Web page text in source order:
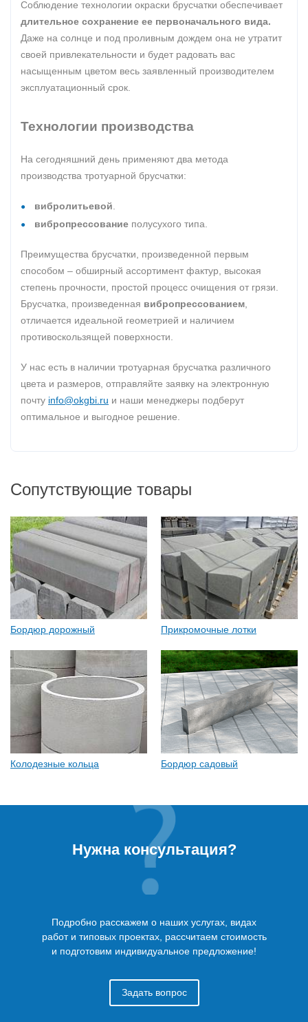
Соблюдение технологии окраски брусчатки обеспечивает
длительное сохранение ее первоначального вида.
Даже на солнце и под проливным дождем она не утратит
своей привлекательности и будет радовать вас
насыщенным цветом весь заявленный производителем
эксплуатационный срок.
Технологии производства
На сегодняшний день применяют два метода
производства тротуарной брусчатки:
вибролитьевой
вибропрессование полусухого типа.
Преимущества брусчатки, произведенной первым
способом – обширный ассортимент фактур, высокая
степень прочности, простой процесс очищения от грязи.
Брусчатка, произведенная вибропрессованием
отличается идеальной геометрией и наличием
противоскользящей поверхности.
У нас есть в наличии тротуарная брусчатка различного
цвета и размеров, отправляйте заявку на электронную
почту info@okgbi.ru и наши менеджеры подберут
оптимальное и выгодное решение.
Сопутствующие товары
Бордюр дорожный Прикромочные лотки
Колодезные кольца Бордюр садовый
Нужна консультация?
Подробно расскажем о наших услугах, видах
работ и типовых проектах, рассчитаем стоимость
и подготовим индивидуальное предложение!
Задать вопрос